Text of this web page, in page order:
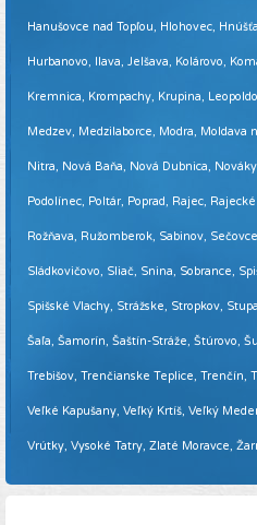
Hanušovce nad Topľou, Hlohovec,
Hurbanovo, Ilava, Jelšava, Kolárovo,
Kremnica, Krompachy, Krupina,
Medzev, Medzilaborce, Modra, Moldava
Nitra, Nová Baňa, Nová Dubnica,
Podolínec, Poltár, Poprad, Rajec,
Rožňava, Ružomberok, Sabinov,
Sládkovičovo, Sliač, Snina, Sobrance,
Spišské Vlachy, Strážske, Stropkov,
Šaľa, Šamorín, Šaštín-Stráže, Štúrovo,
Trebišov, Trenčianske Teplice, Trenčín,
Veľké Kapušany, Veľký Krtíš, Veľký
Vrútky, Vysoké Tatry, Zlaté Moravce,